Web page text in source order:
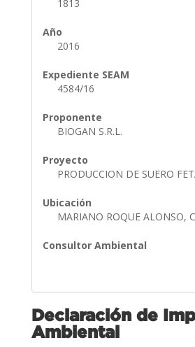
1813
Año
2016
Expediente SEAM
4584/16
Proponente
BIOGAN S.R.L.
Proyecto
PRODUCCION DE SUERO
Ubicación
MARIANO ROQUE ALONSO,
Consultor Ambiental
Declaración de
Ambiental